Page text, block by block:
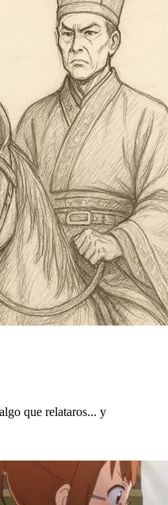
que relataros... y